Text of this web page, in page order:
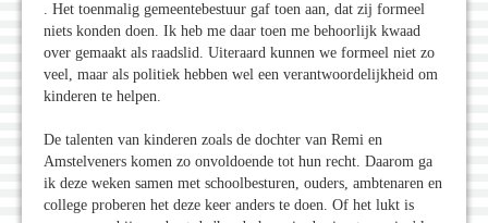
. Het toenmalig gemeentebestuur gaf toen aan, dat zij formeel
niets konden doen. Ik heb me daar toen me behoorlijk kwaad
over gemaakt als raadslid. Uiteraard kunnen we formeel niet zo
veel, maar als politiek hebben wel een verantwoordelijkheid om
kinderen te helpen.
De talenten van kinderen zoals de dochter van Remi en
Amstelveners komen zo onvoldoende tot hun recht. Daarom ga
ik deze weken samen met schoolbesturen, ouders, ambtenaren en
college proberen het deze keer anders te doen. Of het lukt is